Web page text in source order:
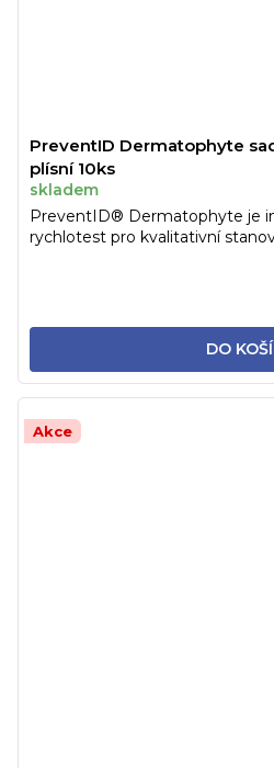
PreventID Dermatophyte
plísní 10ks
skladem
DO
PreventID® Dermatophyte je
rychlotest pro kvalitativní
Akce